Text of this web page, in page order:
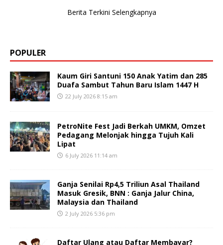
Berita Terkini Selengkapnya
POPULER
Kaum Giri Santuni 150 Anak Yatim dan 285
Duafa Sambut Tahun Baru Islam 1447 H
22 July 2026 8:15 am
PetroNite Fest Jadi Berkah UMKM, Omzet
Pedagang Melonjak hingga Tujuh Kali
Lipat
6 July 2026 11:14 am
Ganja Senilai Rp4,5 Triliun Asal Thailand
Masuk Gresik, BNN : Ganja Jalur China,
Malaysia dan Thailand
2 July 2026 5:36 pm
Daftar Ulang atau Daftar Membayar?